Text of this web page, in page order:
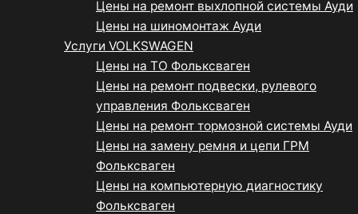
Цены на ремонт выхлопной системы Ауди
Цены на шиномонтаж Ауди
Услуги VOLKSWAGEN
Цены на ТО Фольксваген
Цены на ремонт подвески, рулевого
управления Фольксваген
Цены на ремонт тормозной системы Ауди
Цены на замену ремня и цепи ГРМ
Фольксваген
Цены на компьютерную диагностику
Фольксваген